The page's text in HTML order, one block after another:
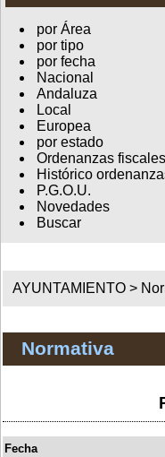
por Área
por tipo
por fecha
Nacional
Andaluza
Local
Europea
por estado
Ordenanzas fiscales
Histórico
P.G.O.U.
Novedades
Buscar
AYUNTAMIENTO >
Normativa
Fecha